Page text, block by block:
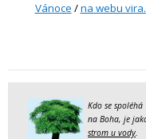
Vánoce /na webu
Kdo se spoléhá
na Boha, je
strom u vody